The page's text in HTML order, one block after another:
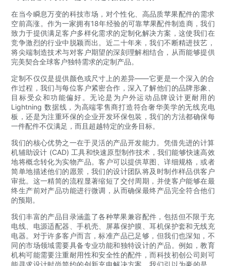
在当今瞬息万变的科技市场，对个性化、高品质苹果配件的需求
空前高涨。作为一家拥有18年经验的可靠苹果配件制造商，我们
致力于提供满足客户多样化需求的定制化解决方案，这使我们在
竞争激烈的行业中脱颖而出。近二十年来，我们不断精进技艺，
将尖端制造技术与对客户期望的深刻理解相结合，从而能够提供
完美契合全球客户独特需求的定制产品。
定制不仅仅是提供颜色或尺寸上的差异——它更是一个深入的合
作过程，我们与每位客户紧密合作，深入了解他们的品牌形象、
目标受众和功能偏好。无论是为户外运动品牌设计更耐用的
Lightning 数据线，为高端零售商打造符合奢华美学的无线充电
板，还是为注重环保的企业开发环保包装，我们的方法都确保每
一件配件不仅满足，而且超越特定的业务目标。
我们的核心优势之一在于灵活的产品开发能力。凭借先进的计算
机辅助设计 (CAD) 工具和快速原型制作技术，我们能够快速高效
地将概念转化为实物产品。客户可以提供草图、详细规格，或者
简单地描述他们的愿景，我们的设计团队将及时制作样品供客户
审批。这一精简的流程显著缩短了交付周期，并使客户能够在最
终生产前对产品功能进行微调，从而确保最终产品完全符合他们
的预期。
我们丰富的产品目录涵盖了各种苹果兼容配件，包括但不限于充
电线、电源适配器、手机壳、屏幕保护膜、耳机保护套和无线充
电器。对于许多客户而言，标准产品已足够，但我们也深知，不
同的市场领域需要具备专业功能和独特设计的产品。例如，教育
机构可能需要注重耐用性和安全性的配件，而科技初创公司则可
能寻求设计时尚简约的创新充电解决方案。我们引以为豪的是，